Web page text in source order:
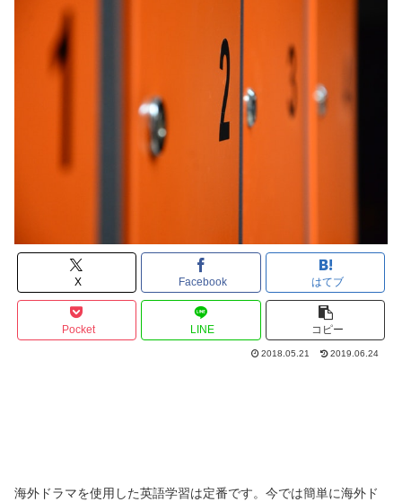
X Facebook はてブ
Pocket LINE コピー
2018.05.21 2019.06.24
海外ドラマを使用した英語学習は定番です。今では簡単に海外ド